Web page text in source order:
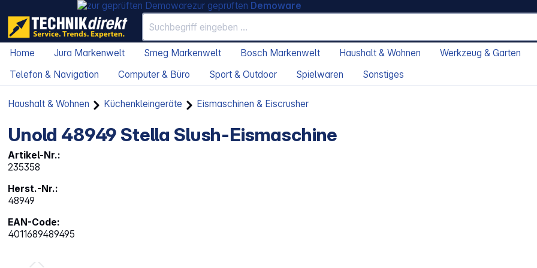
zur geprüften Demoware
Home Jura Markenwelt Smeg Markenwelt Bosch Markenwelt Haushalt & Wohnen
Werkzeug & Garten
Telefon & Navigation
Computer & Büro Sport & Outdoor Spielwaren Sonstiges
Haushalt & Wohnen Küchenkleingeräte Eismaschinen & Eiscrusher
Unold 48949 Stella Slush-Eismaschine
Artikel-Nr.:
235358
Herst.-Nr.:
48949
EAN-Code:
4011689489495